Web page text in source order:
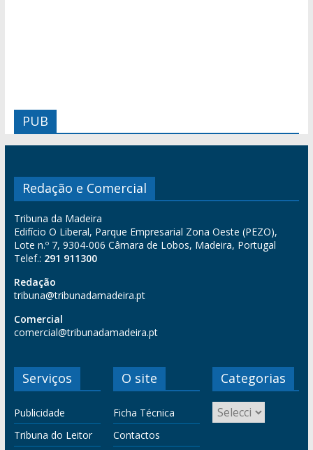
PUB
Redação e Comercial
Tribuna da Madeira
Edifício O Liberal, Parque Empresarial Zona Oeste (PEZO),
Lote n.º 7, 9304-006 Câmara de Lobos, Madeira, Portugal
Telef.: 291 911300
Redação
tribuna@tribunadamadeira.pt
Comercial
comercial@tribunadamadeira.pt
Serviços
Publicidade
Tribuna do Leitor
O site
Ficha Técnica
Contactos
Categorias